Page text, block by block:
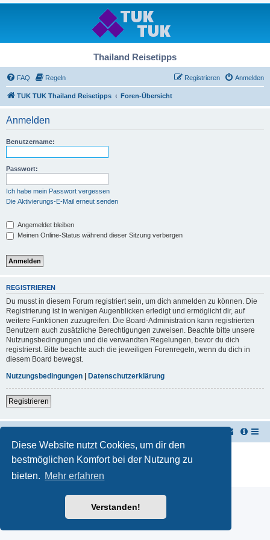
Diese Website nutzt Cookies, um dir den
bestmöglichen Komfort bei der Nutzung zu
bieten. Mehr erfahren
Verstanden!
Thailand Reisetipps
FAQ Regeln Anmelden
Registrieren
TUK TUK Thailand Reisetipps Foren-Übersicht
Anmelden
Benutzername:
Passwort:
Ich habe mein Passwort vergessen
Die Aktivierungs-E-Mail erneut senden
Angemeldet bleiben
Meinen Online-Status während dieser Sitzung verbergen
REGISTRIEREN
Du musst in diesem Forum registriert sein, um dich anmelden zu können. Die
Registrierung ist in wenigen Augenblicken erledigt und ermöglicht dir, auf
weitere Funktionen zuzugreifen. Die Board-Administration kann registrierten
Benutzern auch zusätzliche Berechtigungen zuweisen. Beachte bitte unsere
Nutzungsbedingungen und die verwandten Regelungen, bevor du dich
registrierst. Bitte beachte auch die jeweiligen Forenregeln, wenn du dich in
diesem Board bewegst.
Nutzungsbedingungen
Datenschutzerklärung
Registrieren
Deutsche Übersetzung durchphpBB.de
Datenschutz